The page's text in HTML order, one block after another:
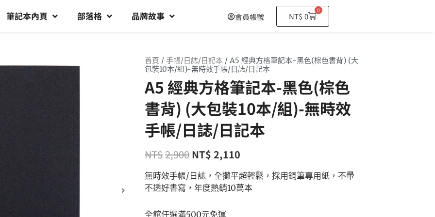
筆記本內頁 部落格 品牌故事 會員帳號 NT$0
0
購
物
首頁 / 手帳/日誌/日記本 / A5 經典方格筆記本-黑色(棕色書背) (大
包裝10本/組)-無時效手帳/日誌/日記本
A5 經典方格筆記本-黑色(棕色
書背) (大包裝10本/組)-無時效
手帳/日誌/日記本
NT$2,900 NT$ 2,110
無時效手帳/日誌，全攤平超輕鬆，採用鋼筆專用紙，不暈
不透好書寫，年度熱銷10萬本
全館任選滿500元免運